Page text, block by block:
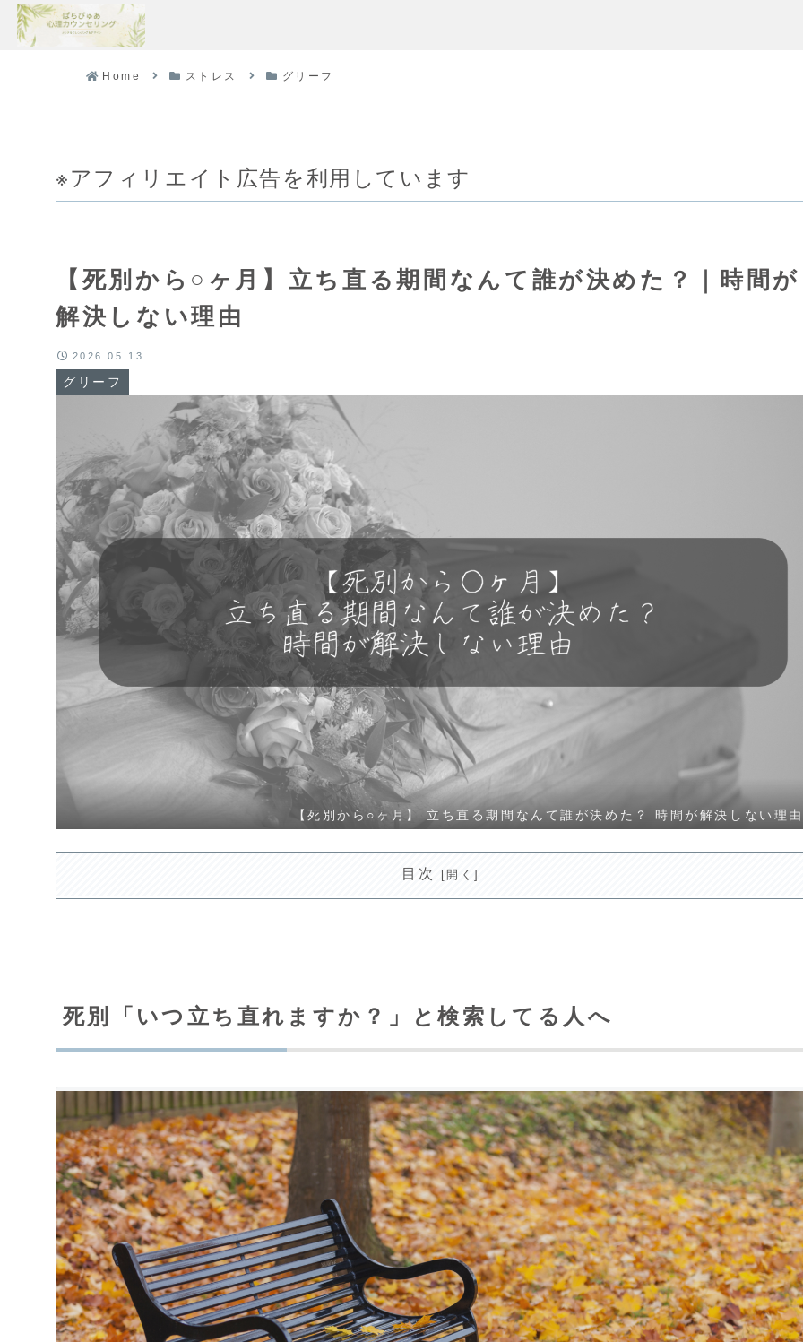
Home ストレス グリーフ
【死別から○ヶ月】立ち直る期間なんて誰が決めた？｜時間が
解決しない理由
グリーフ
【死別から○ヶ月】 立ち直る期間なんて誰が決めた？ 時間が解決しない
2026.05.13
※アフィリエイト広告を利用しています
目次
死別「いつ立ち直れますか？」と検索してる人へ